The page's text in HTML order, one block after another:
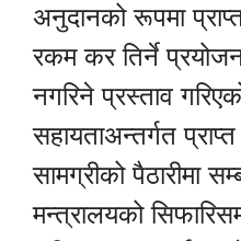
अनुदानको रूपमा
रकम कर तिर्ने
नगरिने प्रस्ताव
सहायताअन्तर्गत
सामग्रीको पैठारीमा
मन्त्रालयको